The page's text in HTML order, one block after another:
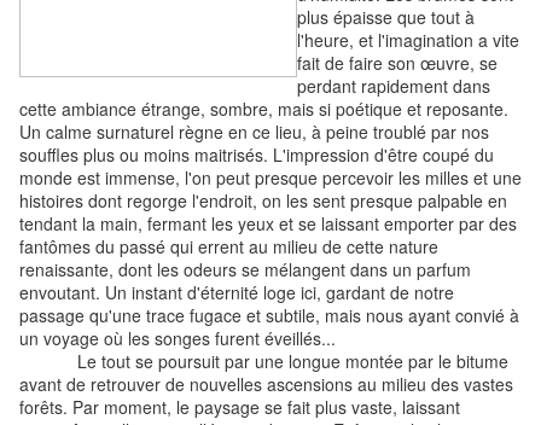
plus épaisse que tout à
l'heure, et l'imagination a vite
fait de faire son œuvre, se
perdant rapidement dans
cette ambiance étrange, sombre, mais si poétique et reposante.
Un calme surnaturel règne en ce lieu, à peine troublé par nos
souffles plus ou moins maitrisés. L'impression d'être coupé du
monde est immense, l'on peut presque percevoir les milles et une
histoires dont regorge l'endroit, on les sent presque palpable en
tendant la main, fermant les yeux et se laissant emporter par des
fantômes du passé qui errent au milieu de cette nature
renaissante, dont les odeurs se mélangent dans un parfum
envoutant. Un instant d'éternité loge ici, gardant de notre
passage qu'une trace fugace et subtile, mais nous ayant convié à
un voyage où les songes furent éveillés...
Le tout se poursuit par une longue montée par le bitume
avant de retrouver de nouvelles ascensions au milieu des vastes
forêts. Par moment, le paysage se fait plus vaste, laissant